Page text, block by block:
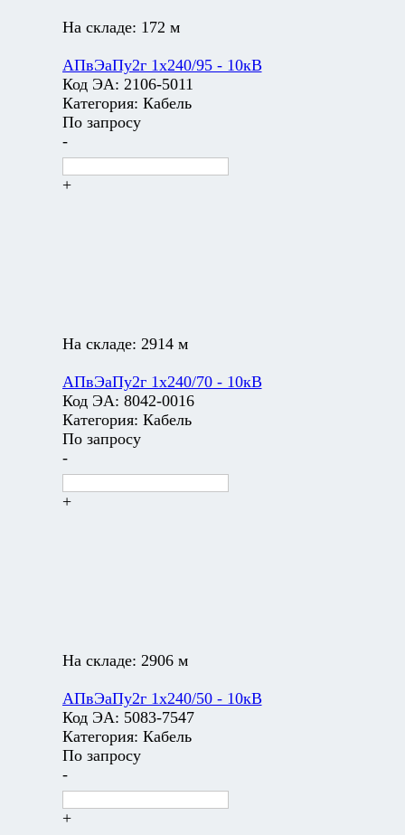
На складе: 172 м
АПвЭаПу2г 1х240/95 - 10кВ
Код ЭА: 2106-5011
Категория: Кабель
По запросу
-
+
На складе: 2914 м
АПвЭаПу2г 1х240/70 - 10кВ
Код ЭА: 8042-0016
Категория: Кабель
По запросу
-
+
На складе: 2906 м
АПвЭаПу2г 1х240/50 - 10кВ
Код ЭА: 5083-7547
Категория: Кабель
По запросу
-
+